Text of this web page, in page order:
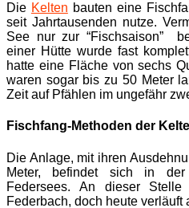
Die Kelten bauten eine
seit Jahrtausenden nutze.
See nur zur “Fischsaison”
einer Hütte wurde fast
hatte eine Fläche von sechs
waren sogar bis zu 50 Meter
Zeit auf Pfählen im ungefähr
Fischfang-Methoden der
Die Anlage, mit ihren
Meter, befindet sich in
Federsees. An dieser
Federbach, doch heute verläuft